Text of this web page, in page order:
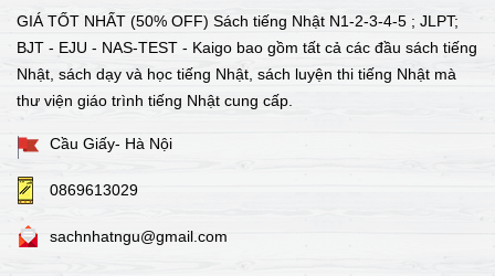
GIÁ TỐT NHẤT (50% OFF) Sách tiếng Nhật N1-2-3-4-5 ; JLPT;
BJT - EJU - NAS-TEST - Kaigo bao gồm tất cả các đầu sách tiếng
Nhật, sách dạy và học tiếng Nhật, sách luyện thi tiếng Nhật mà
thư viện giáo trình tiếng Nhật cung cấp.
Cầu Giấy- Hà Nội
0869613029
sachnhatngu@gmail.com